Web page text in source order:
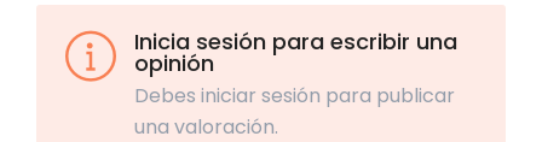
Inicia sesión para escribir una
opinión
Debes iniciar sesión para publicar
una valoración.